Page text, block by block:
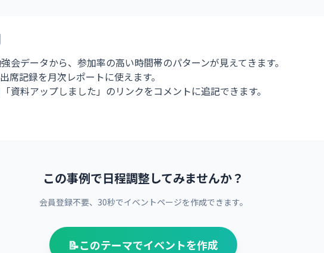
会データから、参加率の高い時間帯のパターンが見えてきます。
席記録を月次レポートに使えます。
資料アップしました」のリンクをコメントに追記できます。
この事例で日程調整してみませんか？
会員登録不要、30秒でイベントページを作成できます。
📝このテーマでイベントを作成